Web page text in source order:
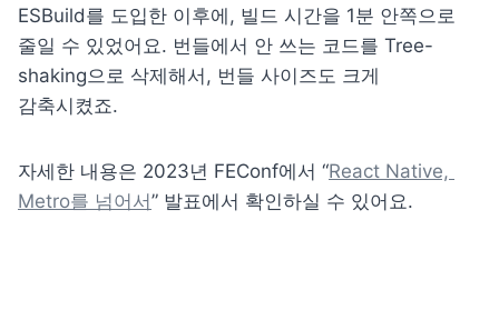
ESBuild를 도입한 이후에, 빌드 시간을 1분 안쪽으로
줄일 수 있었어요. 번들에서 안 쓰는 코드를 Tree-
shaking으로 삭제해서, 번들 사이즈도 크게
감축시켰죠.
자세한 내용은 2023년 FEConf에서 “React Native,
Metro를 넘어서” 발표에서 확인하실 수 있어요.